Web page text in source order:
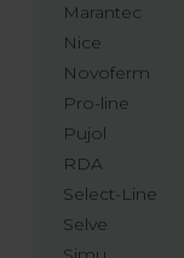
Marantec
Nice
Novoferm
Pro-line
Pujol
RDA
Select-Line
Selve